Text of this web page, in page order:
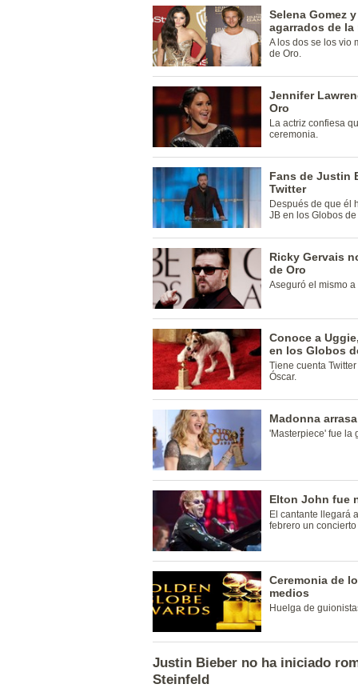
Selena Gomez
agarrados de la
A los dos se los vio
de Oro.
Jennifer
Oro
La actriz confiesa
ceremonia.
Fans de Justin
Twitter
Después de que él
JB en los Globos de
Ricky Gervais
de Oro
Aseguró el mismo
Conoce a
en los Globos
Tiene cuenta
Óscar.
Madonna
'Masterpiece' fue la
Elton John fue
El cantante llegará
febrero un
Ceremonia de
medios
Huelga de
Justin Bieber no ha iniciado
Steinfeld